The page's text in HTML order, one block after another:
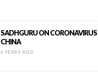
SADHGURU ON
CHINA
6 YEARS AGO